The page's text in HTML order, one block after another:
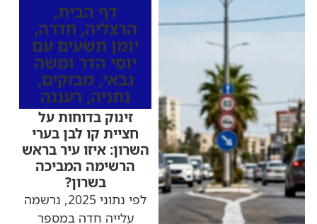
דף הבית,
הרצליה, חדרה,
יומן תשעים עם
יוסי הדר ומשה
גבאי, מבזקים,
נתניה, רעננה
זינוק בדוחות על
חציית קו לבן בערי
השרון: איזו עיר בראש
הרשימה המביכה
בשרון?
לפי נתוני 2025, נרשמה
עלייה חדה במספר